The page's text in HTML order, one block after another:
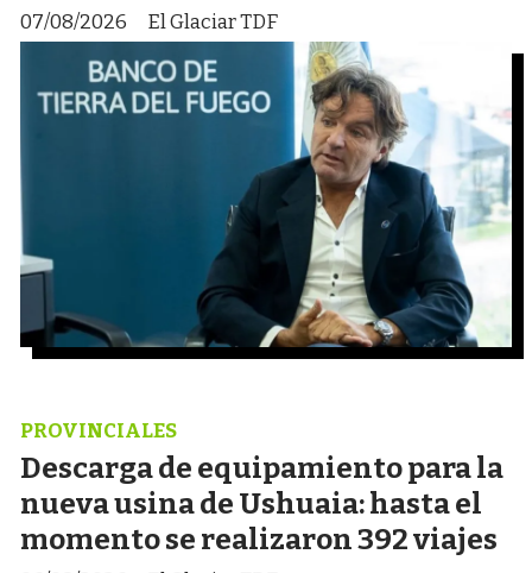
El Glaciar TDF
07/08/2026
Descarga de equipamiento para la
nueva usina de Ushuaia: hasta el
momento se realizaron 392 viajes
PROVINCIALES